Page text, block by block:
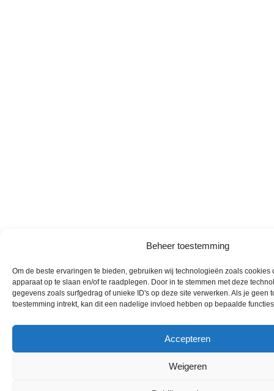
Beheer toestemming
Om de beste ervaringen te bieden, gebruiken wij technologieën zoals cookies
apparaat op te slaan en/of te raadplegen. Door in te stemmen met deze
gegevens zoals surfgedrag of unieke ID's op deze site verwerken. Als je geen
toestemming intrekt, kan dit een nadelige invloed hebben op bepaalde
Accepteren
Weigeren